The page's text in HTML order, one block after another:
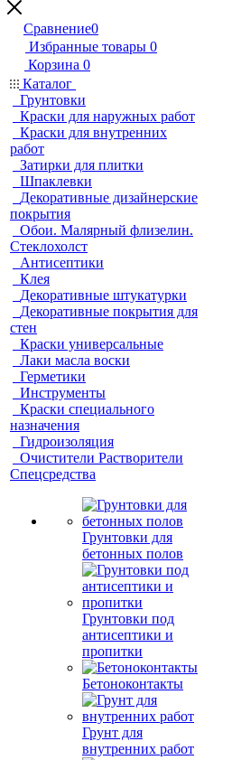
Сравнение0
Избранные товары 0
Корзина 0
Каталог
Грунтовки
Краски для наружных работ
Краски для внутренних
работ
Затирки для плитки
Шпаклевки
Декоративные дизайнерские
покрытия
Обои. Малярный флизелин.
Стеклохолст
Антисептики
Клея
Декоративные штукатурки
Декоративные покрытия для
стен
Краски универсальные
Лаки масла воски
Герметики
Инструменты
Краски специального
назначения
Гидроизоляция
Очистители Растворители
Спецсредства
Грунтовки для
бетонных полов
Грунтовки под
антисептики и
пропитки
Бетоноконтакты
Грунт для
внутренних работ